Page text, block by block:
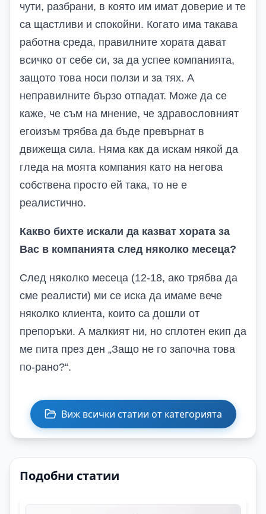
чути, разбрани, в която им имат доверие и те
са щастливи и спокойни. Когато има такава
работна среда, правилните хората дават
всичко от себе си, за да успее компанията,
защото това носи ползи и за тях. А
неправилните бързо отпадат. Може да се
каже, че съм на мнение, че здравословният
егоизъм трябва да бъде превърнат в
движеща сила. Няма как да искам някой да
гледа на моята компания като на негова
собствена просто ей така, то не е
реалистично.
Какво бихте искали да казват хората за
Вас в компанията след няколко месеца?
След няколко месеца (12-18, ако трябва да
сме реалисти) ми се иска да имаме вече
няколко клиента, които са дошли от
препоръки. А малкият ни, но сплотен екип да
ме пита през ден „Защо не го започна това
по-рано?“.
Виж всички статии от категорията
Подобни статии